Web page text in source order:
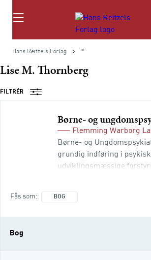
Søg
Hans Reitzels Forlag *
Lise M. Thornberg
FILTRÉR
Børne- og
Flemming Warborg
Børne- og
grundig indføring i
udviklingsmæssige
Fås som BOG
Bog